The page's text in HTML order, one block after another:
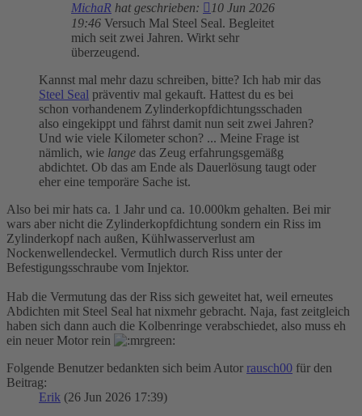
MichaR hat geschrieben:
10 Jun 2026
19:46 Versuch Mal Steel Seal. Begleitet
mich seit zwei Jahren. Wirkt sehr
überzeugend.
Kannst mal mehr dazu schreiben, bitte? Ich hab mir das
Steel Seal präventiv mal gekauft. Hattest du es bei
schon vorhandenem Zylinderkopfdichtungsschaden
also eingekippt und fährst damit nun seit zwei Jahren?
Und wie viele Kilometer schon? ... Meine Frage ist
nämlich, wie lange das Zeug erfahrungsgemäßg
abdichtet. Ob das am Ende als Dauerlösung taugt oder
eher eine temporäre Sache ist.
Also bei mir hats ca. 1 Jahr und ca. 10.000km gehalten. Bei mir
wars aber nicht die Zylinderkopfdichtung sondern ein Riss im
Zylinderkopf nach außen, Kühlwasserverlust am
Nockenwellendeckel. Vermutlich durch Riss unter der
Befestigungsschraube vom Injektor.
Hab die Vermutung das der Riss sich geweitet hat, weil erneutes
Abdichten mit Steel Seal hat nixmehr gebracht. Naja, fast zeitgleich
haben sich dann auch die Kolbenringe verabschiedet, also muss eh
ein neuer Motor rein
Folgende Benutzer bedankten sich beim Autor rausch00 für den
Beitrag:
Erik (26 Jun 2026 17:39)